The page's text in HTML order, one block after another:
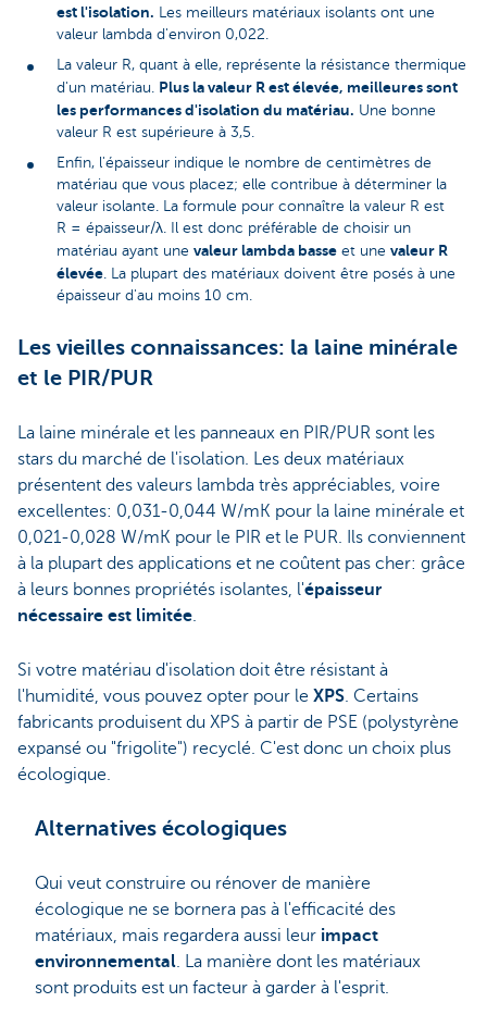
est l'isolation. Les meilleurs matériaux isolants ont une
valeur lambda d'environ 0,022.
La valeur R, quant à elle, représente la résistance thermique
d'un matériau. Plus la valeur R est élevée, meilleures sont
les performances d'isolation du matériau. Une bonne
valeur R est supérieure à 3,5.
Enfin, l'épaisseur indique le nombre de centimètres de
matériau que vous placez; elle contribue à déterminer la
valeur isolante. La formule pour connaître la valeur R est
R = épaisseur/λ. Il est donc préférable de choisir un
matériau ayant une valeur lambda basse et une valeur R
élevée. La plupart des matériaux doivent être posés à une
épaisseur d'au moins 10 cm.
Les vieilles connaissances: la laine minérale
et le PIR/PUR
La laine minérale et les panneaux en PIR/PUR sont les
stars du marché de l'isolation. Les deux matériaux
présentent des valeurs lambda très appréciables, voire
excellentes: 0,031-0,044 W/mK pour la laine minérale et
0,021-0,028 W/mK pour le PIR et le PUR. Ils conviennent
à la plupart des applications et ne coûtent pas cher: grâce
à leurs bonnes propriétés isolantes, l'épaisseur
nécessaire est limitée.
Si votre matériau d'isolation doit être résistant à
l'humidité, vous pouvez opter pour le XPS. Certains
fabricants produisent du XPS à partir de PSE (polystyrène
expansé ou "frigolite") recyclé. C'est donc un choix plus
écologique.
Alternatives écologiques
Qui veut construire ou rénover de manière
écologique ne se bornera pas à l'efficacité des
matériaux, mais regardera aussi leur impact
environnemental. La manière dont les matériaux
sont produits est un facteur à garder à l'esprit.